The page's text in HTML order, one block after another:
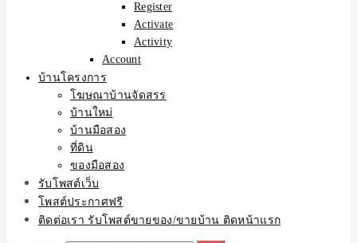
Register
Activate
Activity
Account
บ้านโครงการ
โฆษณาบ้านจัดสรร
บ้านใหม่
บ้านมือสอง
ที่ดิน
ของมือสอง
รับโพสต์เว็บ
โพสต์ประกาศฟรี
ติดต่อเรา รับโพสต์ขายของ/ขายบ้าน ติดหน้าแรก